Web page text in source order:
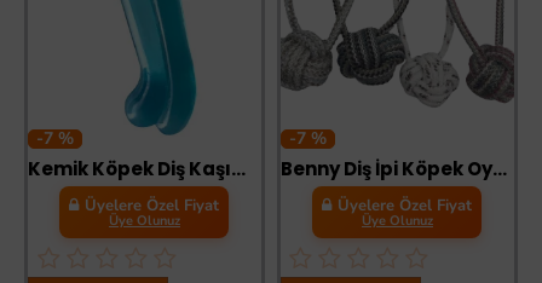
-7 %
Kemik Köpek Diş Kaşıma Oyuncağı 7 cm Karışık
Üyelere Özel Fiyat
Üye Olunuz
-7 %
Benny Diş İpi Köpek Oyuncağı 23cm Çeşitli Renklerde
Üyelere Özel Fiyat
Üye Olunuz